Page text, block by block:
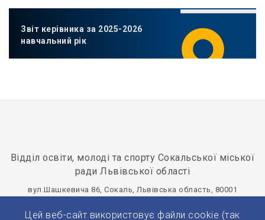
Цей веб-сайт використовує файли cookie (так
Звіт керівника за 2025-2026
навчальний рік
Відділ освіти, молоді та спорту Сокальської міської
ради Львівської області
вул.Шашкевича 86, Сокаль, Львівська область, 80001